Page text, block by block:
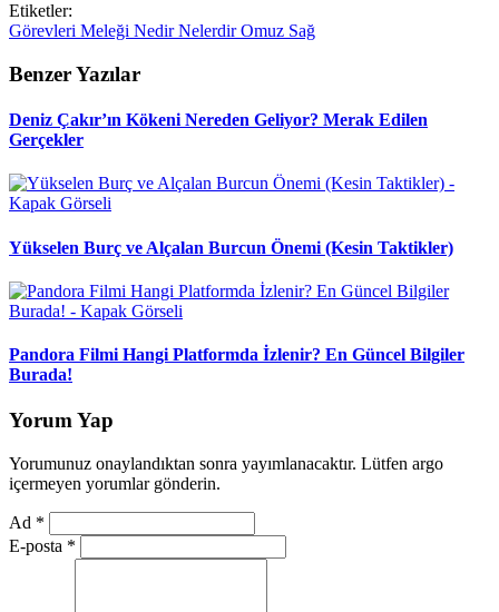
Etiketler:
Görevleri Meleği NedirNelerdirOmuz Sağ
Benzer Yazılar
Deniz Çakır’ın Kökeni Nereden Geliyor? Merak Edilen
Gerçekler
Yükselen Burç ve Alçalan Burcun Önemi (Kesin Taktikler)
Pandora Filmi Hangi Platformda İzlenir? En Güncel Bilgiler
Burada!
Yorum Yap
Yorumunuz onaylandıktan sonra yayımlanacaktır. Lütfen argo
içermeyen yorumlar gönderin.
Ad *
E-posta *